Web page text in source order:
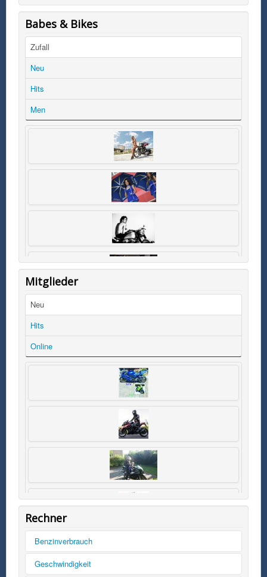
Babes & Bikes
Zufall
Neu
Hits
Men
Mitglieder
Neu
Hits
Online
Rechner
Benzinverbrauch
Tankinhalt
Geschwindigkeit